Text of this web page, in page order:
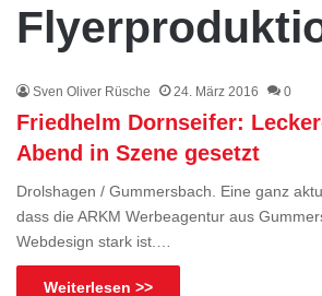
Sven Oliver Rüsche 24. März 2016 0
Friedhelm Dornseifer:
Abend in Szene gesetzt
Drolshagen / Gummersbach. Eine ganz
dass die ARKM Werbeagentur aus
Webdesign stark ist.…
Weiterlesen >>